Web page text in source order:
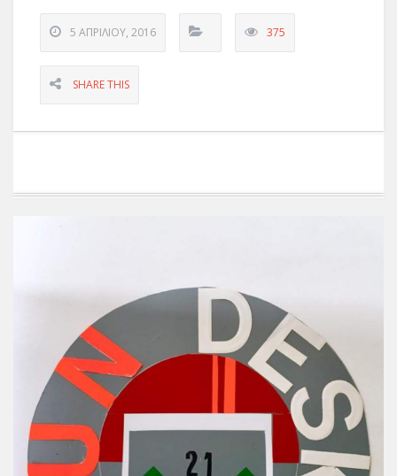
5 ΑΠΡΙΛΊΟΥ, 2016 375
SHARE THIS